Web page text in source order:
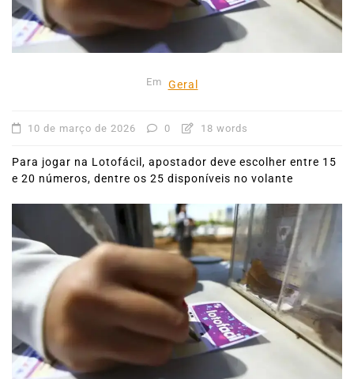
Em Geral
10 de março de 2026 0 18 words
Para jogar na Lotofácil, apostador deve escolher entre 15
e 20 números, dentre os 25 disponíveis no volante